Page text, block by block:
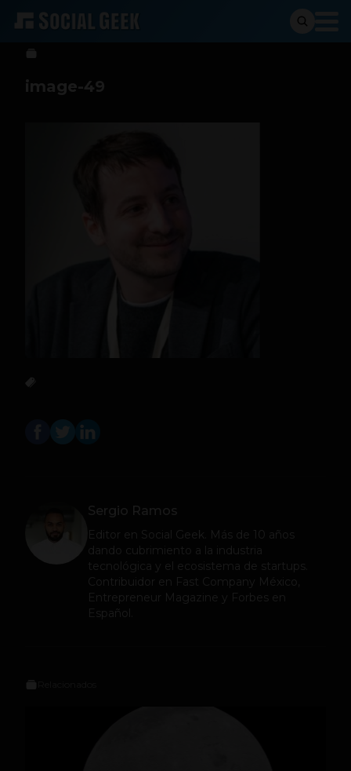
Sergio Ramos 23 de mayo de 2023
image-49
Sergio Ramos
Editor en Social Geek
. Más de 10 años
dando cubrimiento a la industria
tecnológica y el ecosistema de startups.
Contribuidor en Fast Company México,
Entrepreneur Magazine y Forbes en
Español.